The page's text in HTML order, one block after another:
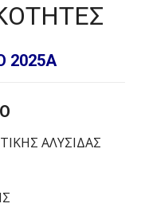
2025Α
ΑΛΥΣΙΔΑΣ